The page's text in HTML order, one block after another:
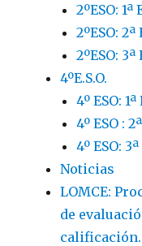
2ºESO:
2ºESO:
2ºESO:
4ºE.S.O.
4º ESO:
4º ESO :
4º ESO:
Noticias
LOMCE:
de
calificación.